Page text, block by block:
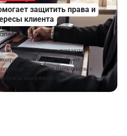
защитить права и
клиента
30.05.2026
регулярно сталкиваются с
которые требуют
Это могут быть споры с
конфликты…